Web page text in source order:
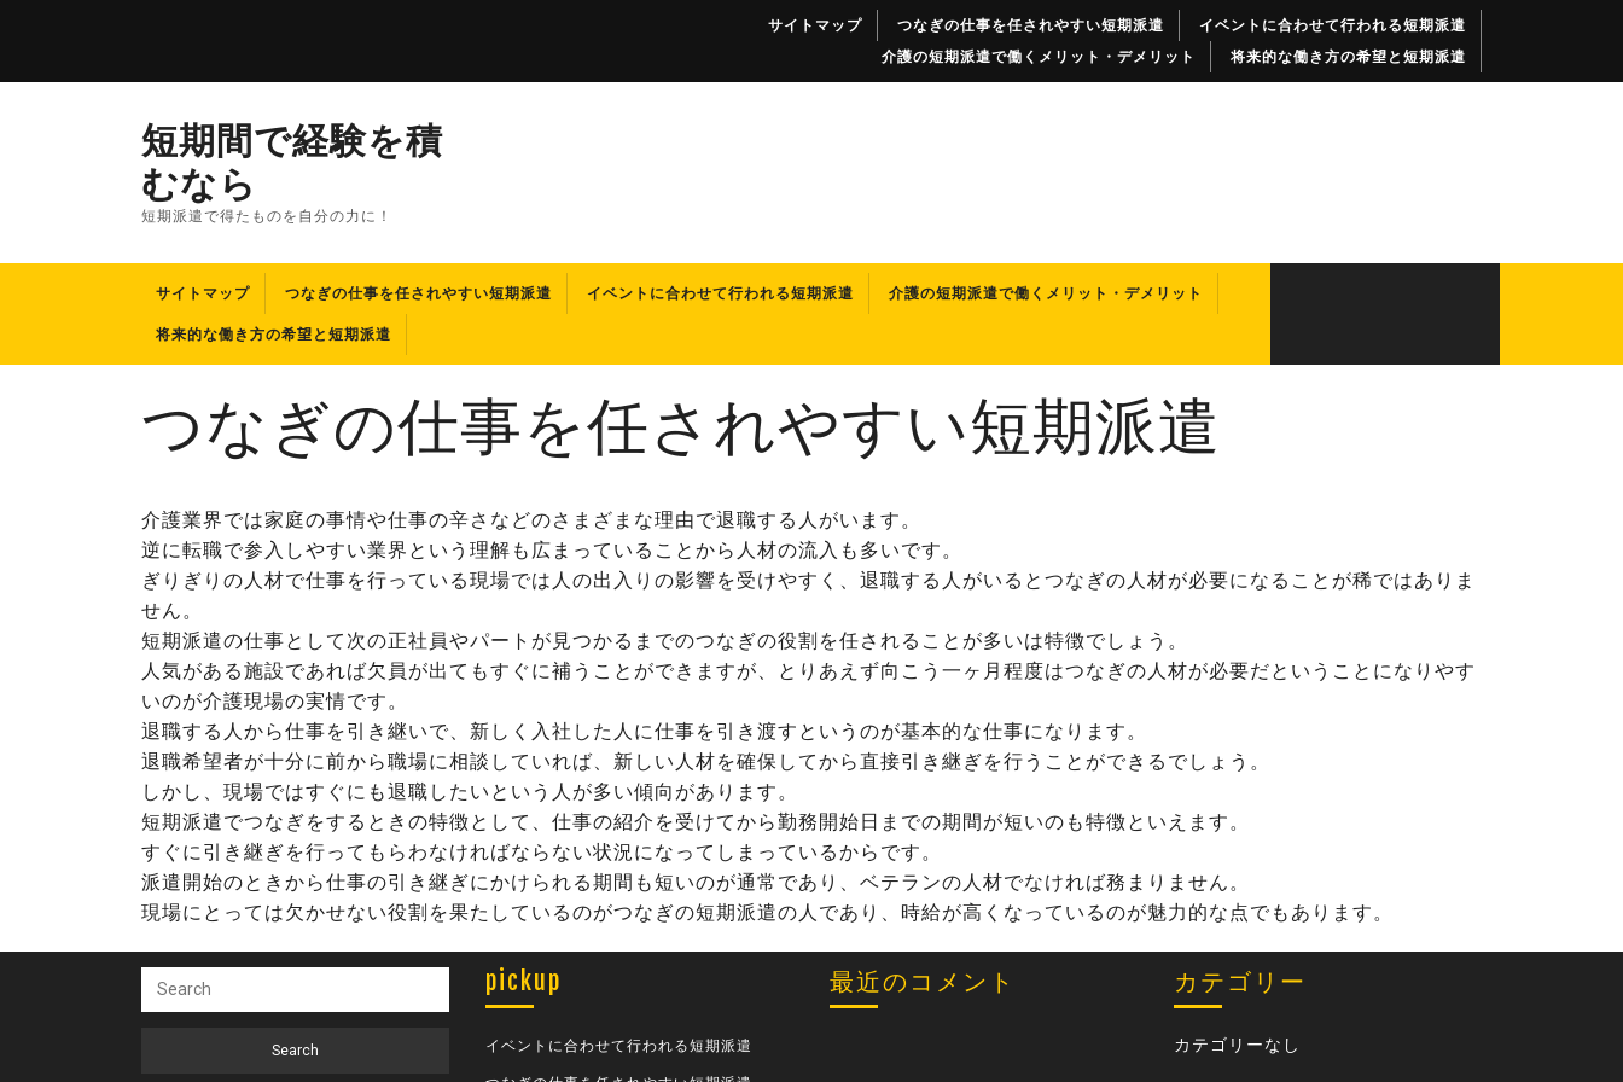
サイトマップ つなぎの仕事を任されやすい短期派遣
イベントに合わせて行われる短期派遣
介護の短期派遣で働くメリット・デメリット
将来的な働き方の希望と短期派遣
短期間で経験を積
むなら
短期派遣で得たものを自分の力に！
サイトマップ つなぎの仕事を任されやすい短期派遣 イベントに合わせて行われる短期派遣 介護の短期派遣で働くメリット・デメリット
将来的な働き方の希望と短期派遣
つなぎの仕事を任されやすい短期派遣
介護業界では家庭の事情や仕事の辛さなどのさまざまな理由で退職する人がいます。
逆に転職で参入しやすい業界という理解も広まっていることから人材の流入も多いです。
ぎりぎりの人材で仕事を行っている現場では人の出入りの影響を受けやすく、退職する人がいるとつなぎの人材が必要になることが稀ではありま
せん。
短期派遣の仕事として次の正社員やパートが見つかるまでのつなぎの役割を任されることが多いは特徴でしょう。
人気がある施設であれば欠員が出てもすぐに補うことができますが、とりあえず向こう一ヶ月程度はつなぎの人材が必要だということになりやす
いのが介護現場の実情です。
退職する人から仕事を引き継いで、新しく入社した人に仕事を引き渡すというのが基本的な仕事になります。
退職希望者が十分に前から職場に相談していれば、新しい人材を確保してから直接引き継ぎを行うことができるでしょう。
しかし、現場ではすぐにも退職したいという人が多い傾向があります。
短期派遣でつなぎをするときの特徴として、仕事の紹介を受けてから勤務開始日までの期間が短いのも特徴といえます。
すぐに引き継ぎを行ってもらわなければならない状況になってしまっているからです。
派遣開始のときから仕事の引き継ぎにかけられる期間も短いのが通常であり、ベテランの人材でなければ務まりません。
現場にとっては欠かせない役割を果たしているのがつなぎの短期派遣の人であり、時給が高くなっているのが魅力的な点でもあります。
pickup
イベントに合わせて行われる短期派遣
最近のコメント カテゴリー
カテゴリーなし